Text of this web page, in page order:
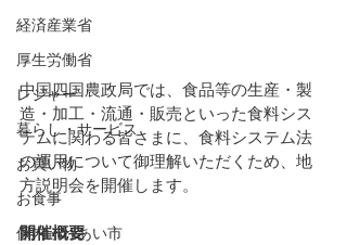
経済産業省
厚生労働省
レジャー
暮らし・サービス
お買い物
お食事
保内ふれあい市
中国四国農政局では、食品等の生産・製
造・加工・流通・販売といった食料シス
テムに関わる皆さまに、食料システム法
の運用について御理解いただくため、地
方説明会を開催します。
開催概要